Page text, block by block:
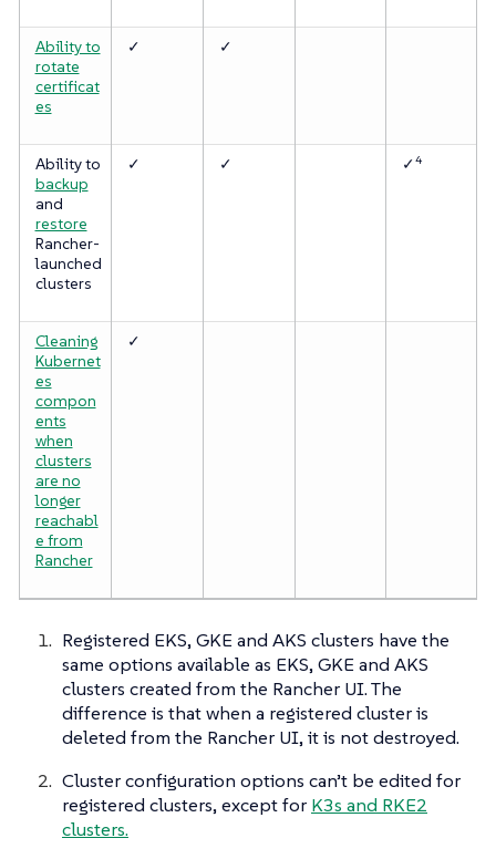
Ability to
rotate
certificat
es
✓ ✓
Ability to
backup
and
restore
Rancher-
launched
clusters
✓ ✓ ✓4
Cleaning
Kubernet
es
compon
ents
when
clusters
are no
longer
reachabl
e from
Rancher
✓
Registered EKS, GKE and AKS clusters have the
same options available as EKS, GKE and AKS
clusters created from the Rancher UI. The
difference is that when a registered cluster is
deleted from the Rancher UI, it is not destroyed.
Cluster configuration options can’t be edited for
registered clusters, except for K3s and RKE2
clusters.